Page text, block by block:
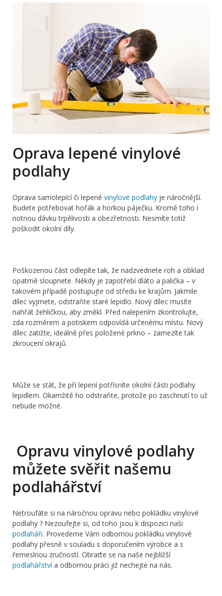
Oprava lepené vinylové
podlahy
Oprava samolepící či lepené vinylové podlahy je náročnější.
Budete potřebovat hořák a horkou páječku. Kromě toho i
notnou dávku trpělivosti a obezřetnosti. Nesmíte totiž
poškodit okolní díly.
Poškozenou část odlepíte tak, že nadzvednete roh a obklad
opatrně sloupnete. Někdy je zapotřebí dláto a palička – v
takovém případě postupujte od středu ke krajům. Jakmile
dílec vyjmete, odstraňte staré lepidlo. Nový dílec musíte
nahřát žehličkou, aby změkl. Před nalepením zkontrolujte,
zda rozměrem a potiskem odpovídá určenému místu. Nový
dílec zatižte, ideálně přes položené prkno – zamezíte tak
zkroucení okrajů.
Může se stát, že při lepení potřísníte okolní části podlahy
lepidlem. Okamžitě ho odstraňte, protože po zaschnutí to už
nebude možné.
Opravu vinylové podlahy
můžete svěřit našemu
podlahářství
Netroufáte si na náročnou opravu nebo pokládku vinylové
podlahy ? Nezoufejte si, od toho jsou k dispozici naši
podlaháři. Provedeme Vám odbornou pokládku vinylové
podlahy přesně v souladu s doporučením výrobce a s
řemeslnou zručností. Obraťte se na naše nejbližší
podlahářstvía odbornou práci již nechejte na nás.